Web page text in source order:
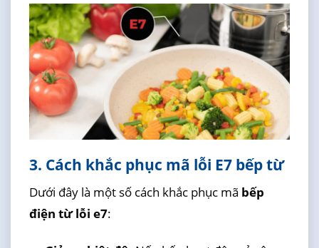
3. Cách khắc phục mã lỗi E7 bếp từ
Dưới đây là một số cách khắc phục mã bếp
điện từ lỗi e7: